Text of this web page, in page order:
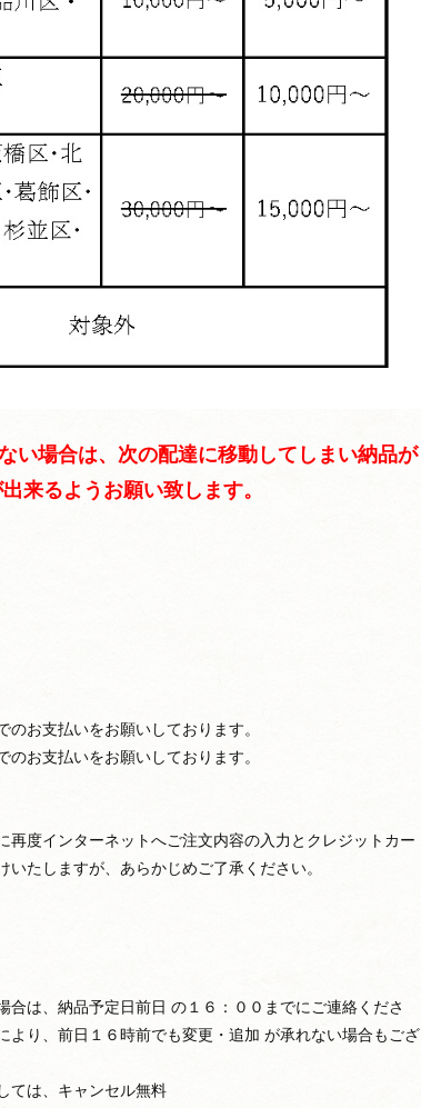
い場合は、次の配達に移動してしまい納品が
来るようお願い致します。
お支払いをお願いしております。
お支払いをお願いしております。
度インターネットへご注文内容の入力とクレジットカー
たしますが、あらかじめご了承ください。
合は、納品予定日前日 の１６：００までにご連絡くださ
り、前日１６時前でも変更・追加 が承れない場合もござ
ては、キャンセル無料